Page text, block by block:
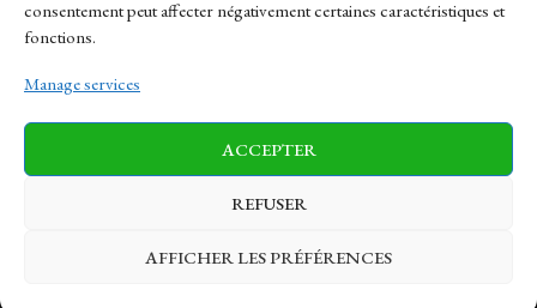
consentement peut affecter négativement certaines caractéristiques et
fonctions.
Manage services
ACCEPTER
REFUSER
AFFICHER LES PRÉFÉRENCES
Sitemap
News Finance-Marches Politics
Business Tech Health Sports Travel
© 1997-2026 - lepolitique.net. All Rights Reserved.